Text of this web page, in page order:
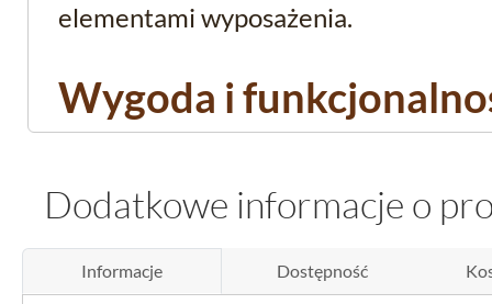
elementami wyposażenia.
Wygoda i
łazienki i kuchni
Bali Beige to produkt dedykowany
się zarówno w miejscach o dużej
i tam, gdzie wymagana jest łatwość
Dodatkowe informacje o
Informacje Dostępność